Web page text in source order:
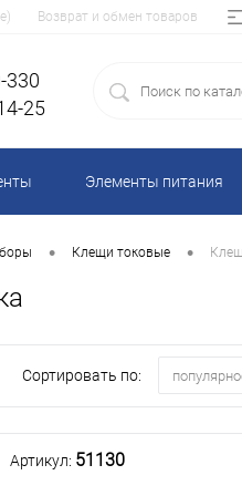
Возврат и обмен товаров
330
25
Элементы питания
• Клещи токовые •
Сортировать по:
Артикул: 51130